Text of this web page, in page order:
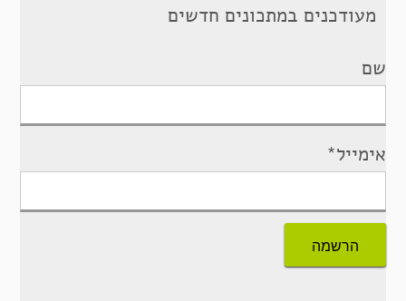
מעודכנים במתכונים חדשים
שם
אימייל*